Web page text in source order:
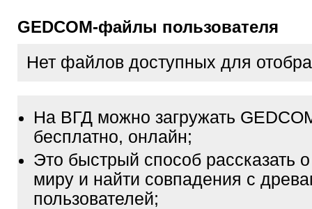
GEDCOM-файлы пользователя
Нет файлов доступных для
На ВГД можно загружать
бесплатно, онлайн;
Это быстрый способ рассказать
миру и найти совпадения с
пользователей;